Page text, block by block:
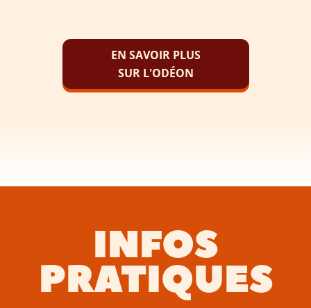
EN SAVOIR PLUS
SUR L'ODÉON
INFOS
PRATIQUES